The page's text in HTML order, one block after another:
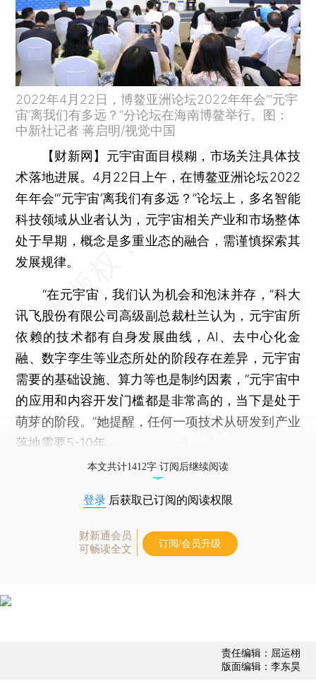
2022年4月22日，博鳌亚洲论坛2022年年会“‘元宇
宙’离我们有多远？”分论坛在海南博鳌举行。图：
中新社记者 蒋启明/视觉中国
【财新网】 元宇宙面目模糊，市场关注具体技
术落地进展。4月22日上午，在博鳌亚洲论坛2022
年年会“‘元宇宙’离我们有多远？”论坛上，多名智能
科技领域从业者认为，元宇宙相关产业和市场整体
处于早期，概念是多重业态的融合，需谨慎探索其
发展规律。
“在元宇宙，我们认为机会和泡沫并存，”科大
讯飞股份有限公司高级副总裁杜兰认为，元宇宙所
依赖的技术都有自身发展曲线，AI、去中心化金
融、数字孪生等业态所处的阶段存在差异，元宇宙
需要的基础设施、算力等也是制约因素，“元宇宙中
的应用和内容开发门槛都是非常高的，当下是处于
萌芽的阶段。”她提醒，任何一项技术从研发到产业
落地需要5-10年。
本文共计1412字 订阅后继续阅读
登录 后获取已订阅的阅读权限
财新通会员
可畅读全文
订阅/会员升级
责任编辑：屈运栩
版面编辑：李东昊